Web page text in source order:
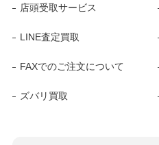
店頭受取サービス
LINE査定買取
FAXでのご注文について
ズバリ買取